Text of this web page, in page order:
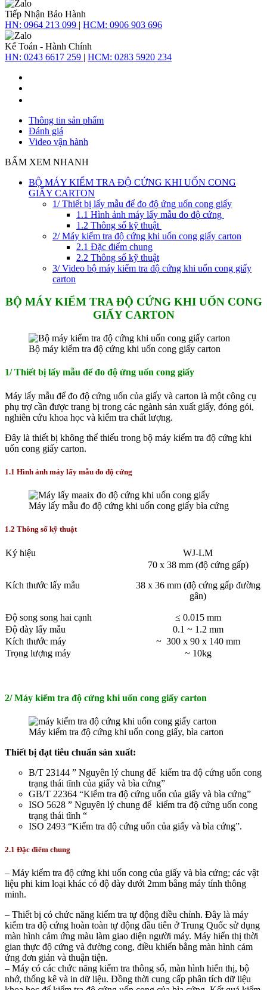
Tiếp Nhận Bảo Hành
HN: 0964 213 099 | HCM: 0906 903 696
Kế Toán - Hành Chính
HN: 0243 6617 259 | HCM: 0283 5920 234
Thông tin sản phẩm
Đánh giá
Video vận hành
BẤM XEM NHANH
BỘ MÁY KIỂM TRA ĐỘ CỨNG KHI UỐN CONG
GIẤY CARTON
1/ Thiết bị lấy mẫu để đo độ ứng uốn cong giấy
1.1 Hình ảnh máy lấy mẫu đo độ cứng
1.2 Thông số kỹ thuật
2/ Máy kiểm tra độ cứng khi uốn cong giấy carton
2.1 Đặc điểm chung
2.2 Thông số kỹ thuật
3/ Video bộ máy kiểm tra độ cứng khi uốn cong giấy
carton
BỘ MÁY KIỂM TRA ĐỘ CỨNG KHI UỐN CONG
GIẤY CARTON
Bộ máy kiểm tra độ cứng khi uốn cong giấy carton
1/ Thiết bị lấy mẫu để đo độ ứng uốn cong giấy
Máy lấy mẫu để đo độ cứng uốn của giấy và carton là một công cụ
phụ trợ cần được trang bị trong các ngành sản xuất giấy, đóng gói,
nghiên cứu khoa học và kiểm tra chất lượng.
Đây là thiết bị không thể thiếu trong bộ máy kiểm tra độ cứng khi
uốn cong giấy carton.
1.1 Hình ảnh máy lấy mẫu đo độ cứng
Máy lấy mẫu đo độ cứng khi uốn cong giấy bìa cứng
1.2 Thông số kỹ thuật
Ký hiệu WJ-LM
Kích thước lấy mẫu
70 x 38 mm (độ cứng gấp)
38 x 36 mm (độ cứng gấp đường
gân)
Độ song song hai cạnh
≤ 0.015 mm
Độ dày lấy mẫu
0.1 ~ 1.2 mm
Kích thước máy
~ 300 x 90 x 140 mm
Trọng lượng máy
~ 10kg
2/ Máy kiểm tra độ cứng khi uốn cong giấy carton
Máy kiểm tra độ cứng khi uốn cong giấy, bìa carton
Thiết bị đạt tiêu chuẩn sản xuất:
B/T 23144 ” Nguyên lý chung để kiểm tra độ cứng uốn cong
trạng thái tĩnh của giấy và bìa cứng”
GB/T 22364 “Kiểm tra độ cứng uốn của giấy và bìa cứng”
ISO 5628 ” Nguyên lý chung để kiểm tra độ cứng uốn cong
trạng thái tĩnh “
ISO 2493 “Kiểm tra độ cứng uốn của giấy và bìa cứng”.
2.1 Đặc điểm chung
– Máy kiểm tra độ cứng khi uốn cong của giấy và bìa cứng; các vật
liệu phi kim loại khác có độ dày dưới 2mm bằng máy tính thông
minh.
– Thiết bị có chức năng kiểm tra tự động điều chỉnh. Đây là máy
kiểm tra độ cứng hoàn toàn tự động đầu tiên ở Trung Quốc sử dụng
màn hình cảm ứng màu làm giao diện người máy. Máy hiển thị thời
gian thực độ cứng và đường cong, điều khiển bằng màn hình cảm
ứng đơn giản và thuận tiện.
– Máy có các chức năng kiểm tra thông số, màn hình hiển thị, bộ
nhớ, thống kê và in dữ liệu. Đồng thời cung cấp phân tích dữ liệu